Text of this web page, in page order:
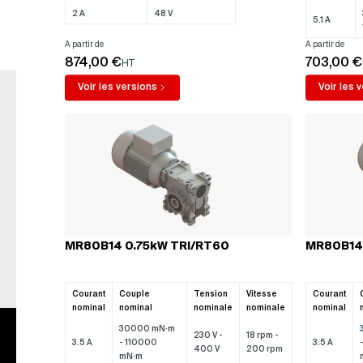
2 A 48 V
A partir de
874,00 €HT
Voir les versions
5.1 A
A partir de
703,00 €
Voir les
MR80B14 0.75kW TRI/RT60
Courant
nominal
Couple
nominal
Tension
nominale
Vitesse
nominale
3.5 A
30000 mN·m
- 110000
mN·m
230 V -
400 V
18 rpm -
200 rpm
Courant
nominal
3.5 A
Expertise
Un conseiller technique à votre
Mal orienté sur